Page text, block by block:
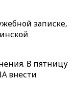
записке,
В пятницу
внести